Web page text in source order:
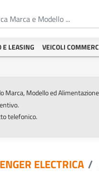
E LEASING VEICOLI
Marca, Modello ed
telefonico.
ELECTRICA